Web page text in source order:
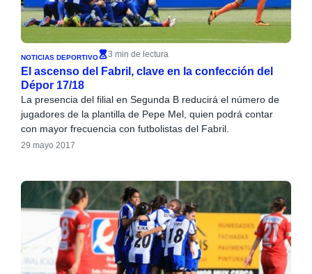
NOTICIAS DEPORTIVO 3 min de lectura
El ascenso del Fabril, clave en la confección del
Dépor 17/18
La presencia del filial en Segunda B reducirá el número de
jugadores de la plantilla de Pepe Mel, quien podrá contar
con mayor frecuencia con futbolistas del Fabril.
29 mayo 2017